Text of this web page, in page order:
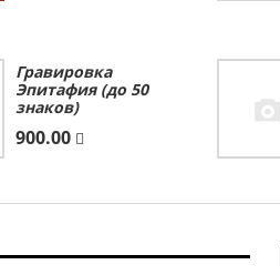
Гравировка
Эпитафия (до 50
знаков)
900.00